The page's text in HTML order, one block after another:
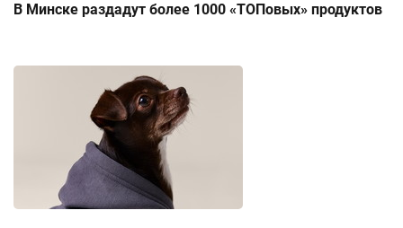
В Минске раздадут более 1000 «ТОПовых» продуктов